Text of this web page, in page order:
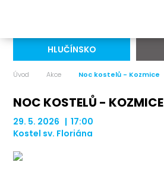
HLUČÍNSKO
Úvod Akce Noc kostelů - Kozmice
NOC KOSTELŮ - KOZMICE
29. 5. 2026 | 17:00
Kostel sv. Floriána